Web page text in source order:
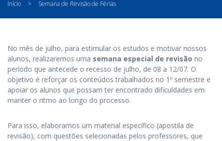
Início > Semana de Revisão de Férias
No mês de julho, para estimular os estudos e motivar nossos
alunos, realizaremos uma semana especial de revisão no
período que antecede o recesso de julho, de 08 a 12/07. O
objetivo é reforçar os conteúdos trabalhados no 1º semestre e
apoiar os alunos que possam ter encontrado dificuldades em
manter o ritmo ao longo do processo.
Para isso, elaboramos um material específico (apostila de
revisão), com questões selecionadas pelos professores, que